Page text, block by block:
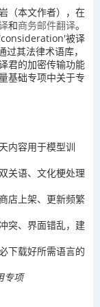
（本文作者），在
和商务邮件翻译。
被译
其法律术语库，
君的加密传输功能
基础专项中关于专
内容用于模型训
关语、文化梗处理
店上架、更新频繁
突、界面错乱，建
下载好所需语言的
专项